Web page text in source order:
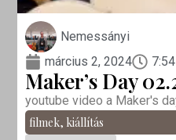
Nemessányi
március 2, 2024
Maker’s Day
youtube video a Maker's
filmek, kiállítás